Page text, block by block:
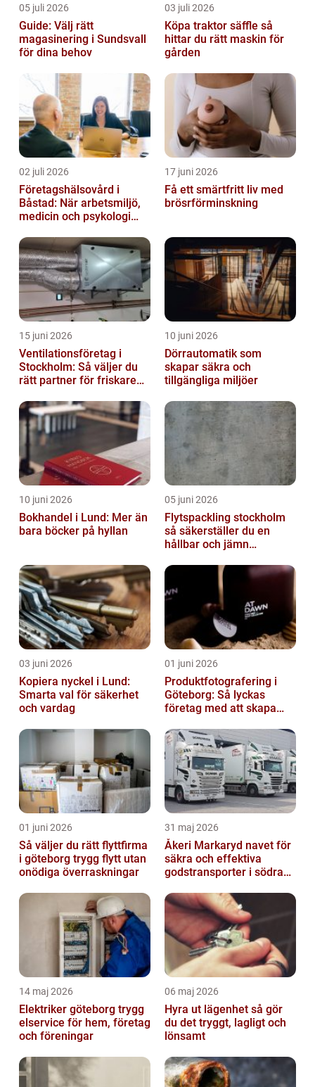
05 juli 2026
Guide: Välj rätt
magasinering i Sundsvall
för dina behov
03 juli 2026
Köpa traktor säffle så
hittar du rätt maskin för
gården
02 juli 2026
Företagshälsovård i
Båstad: När arbetsmiljö,
medicin och psykologi
17 juni 2026
Få ett smärtfritt liv med
brösrförminskning
15 juni 2026
Ventilationsföretag i
Stockholm: Så väljer du
rätt partner för friskare
10 juni 2026
Dörrautomatik som
skapar säkra och
tillgängliga miljöer
10 juni 2026
Bokhandel i Lund: Mer än
bara böcker på hyllan
05 juni 2026
Flytspackling stockholm
så säkerställer du en
hållbar och jämn
03 juni 2026
Kopiera nyckel i Lund:
Smarta val för säkerhet
och vardag
01 juni 2026
Produktfotografering i
Göteborg: Så lyckas
företag med att skapa
01 juni 2026
Så väljer du rätt flyttfirma
i göteborg trygg flytt utan
onödiga överraskningar
31 maj 2026
Åkeri Markaryd navet för
säkra och effektiva
godstransporter i södra
14 maj 2026
Elektriker göteborg trygg
elservice för hem, företag
och föreningar
06 maj 2026
Hyra ut lägenhet så gör
du det tryggt, lagligt och
lönsamt